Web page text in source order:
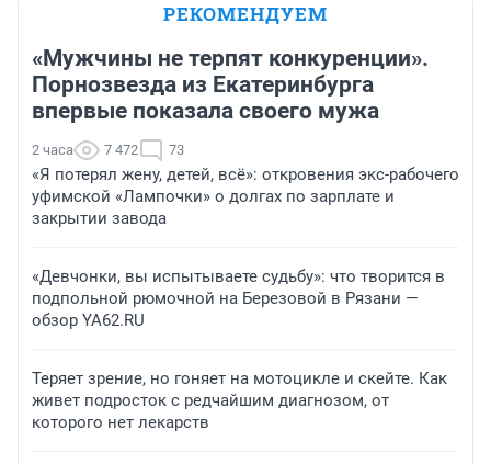
РЕКОМЕНДУЕМ
«Мужчины не терпят конкуренции».
Порнозвезда из Екатеринбурга
впервые показала своего мужа
2 часа 7 472 73
«Я потерял жену, детей, всё»: откровения экс-рабочего
уфимской «Лампочки» о долгах по зарплате и
закрытии завода
«Девчонки, вы испытываете судьбу»: что творится в
подпольной рюмочной на Березовой в Рязани —
обзор YA62.RU
Теряет зрение, но гоняет на мотоцикле и скейте. Как
живет подросток с редчайшим диагнозом, от
которого нет лекарств